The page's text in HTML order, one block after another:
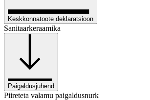
Keskkonnatoote deklaratsioon
Sanitaarkeraamika
Paigaldusjuhend
Piireteta valamu paigaldusnurk